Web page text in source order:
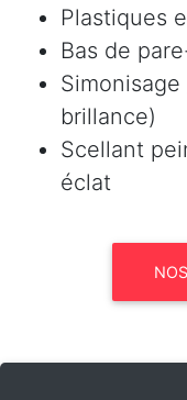
Plastiques
Bas de
brillance)
Scellant
éclat